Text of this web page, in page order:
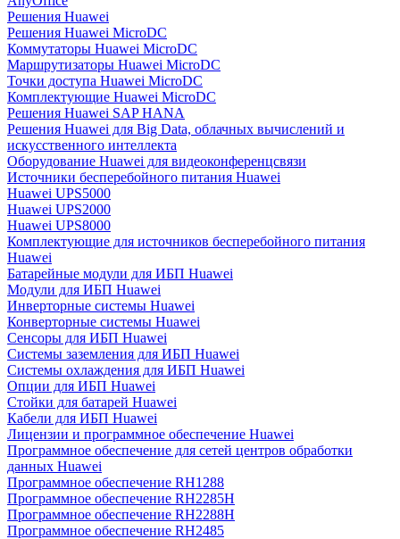
Решения Huawei
Решения Huawei MicroDC
Коммутаторы Huawei MicroDC
Маршрутизаторы Huawei MicroDC
Точки доступа Huawei MicroDC
Комплектующие Huawei MicroDC
Решения Huawei SAP HANA
Решения Huawei для Big Data, облачных вычислений и
искусственного интеллекта
Оборудование Huawei для видеоконференцсвязи
Источники бесперебойного питания Huawei
Huawei UPS5000
Huawei UPS2000
Huawei UPS8000
Комплектующие для источников бесперебойного питания
Huawei
Батарейные модули для ИБП Huawei
Модули для ИБП Huawei
Инверторные системы Huawei
Конверторные системы Huawei
Сенсоры для ИБП Huawei
Системы заземления для ИБП Huawei
Системы охлаждения для ИБП Huawei
Опции для ИБП Huawei
Стойки для батарей Huawei
Кабели для ИБП Huawei
Лицензии и программное обеспечение Huawei
Программное обеспечение для сетей центров обработки
данных Huawei
Программное обеспечение RH1288
Программное обеспечение RH2285H
Программное обеспечение RH2288H
Программное обеспечение RH2485